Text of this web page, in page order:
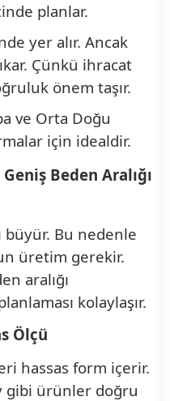
planlar.
yer alır. Ancak
Çünkü ihracat
önem taşır.
ve Orta Doğu
için idealdir.
Beden Aralığı
büyür. Bu nedenle
üretim gerekir.
aralığı
kolaylaşır.
Ölçü
hassas form içerir.
gibi ürünler doğru